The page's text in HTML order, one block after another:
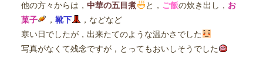
他の方々からは， 中華の五目煮 と， ご飯の炊き出し， お
菓子
， 靴下
，などなど
寒い日でしたが，出来たてのような温かさでした
写真がなくて残念ですが，とってもおいしそうでした